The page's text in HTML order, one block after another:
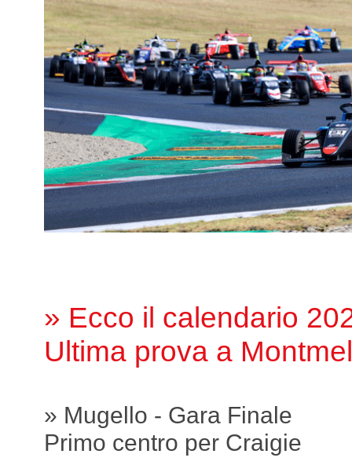
» Ecco il calendario
Ultima prova a
» Mugello - Gara Finale
Primo centro per Craigie